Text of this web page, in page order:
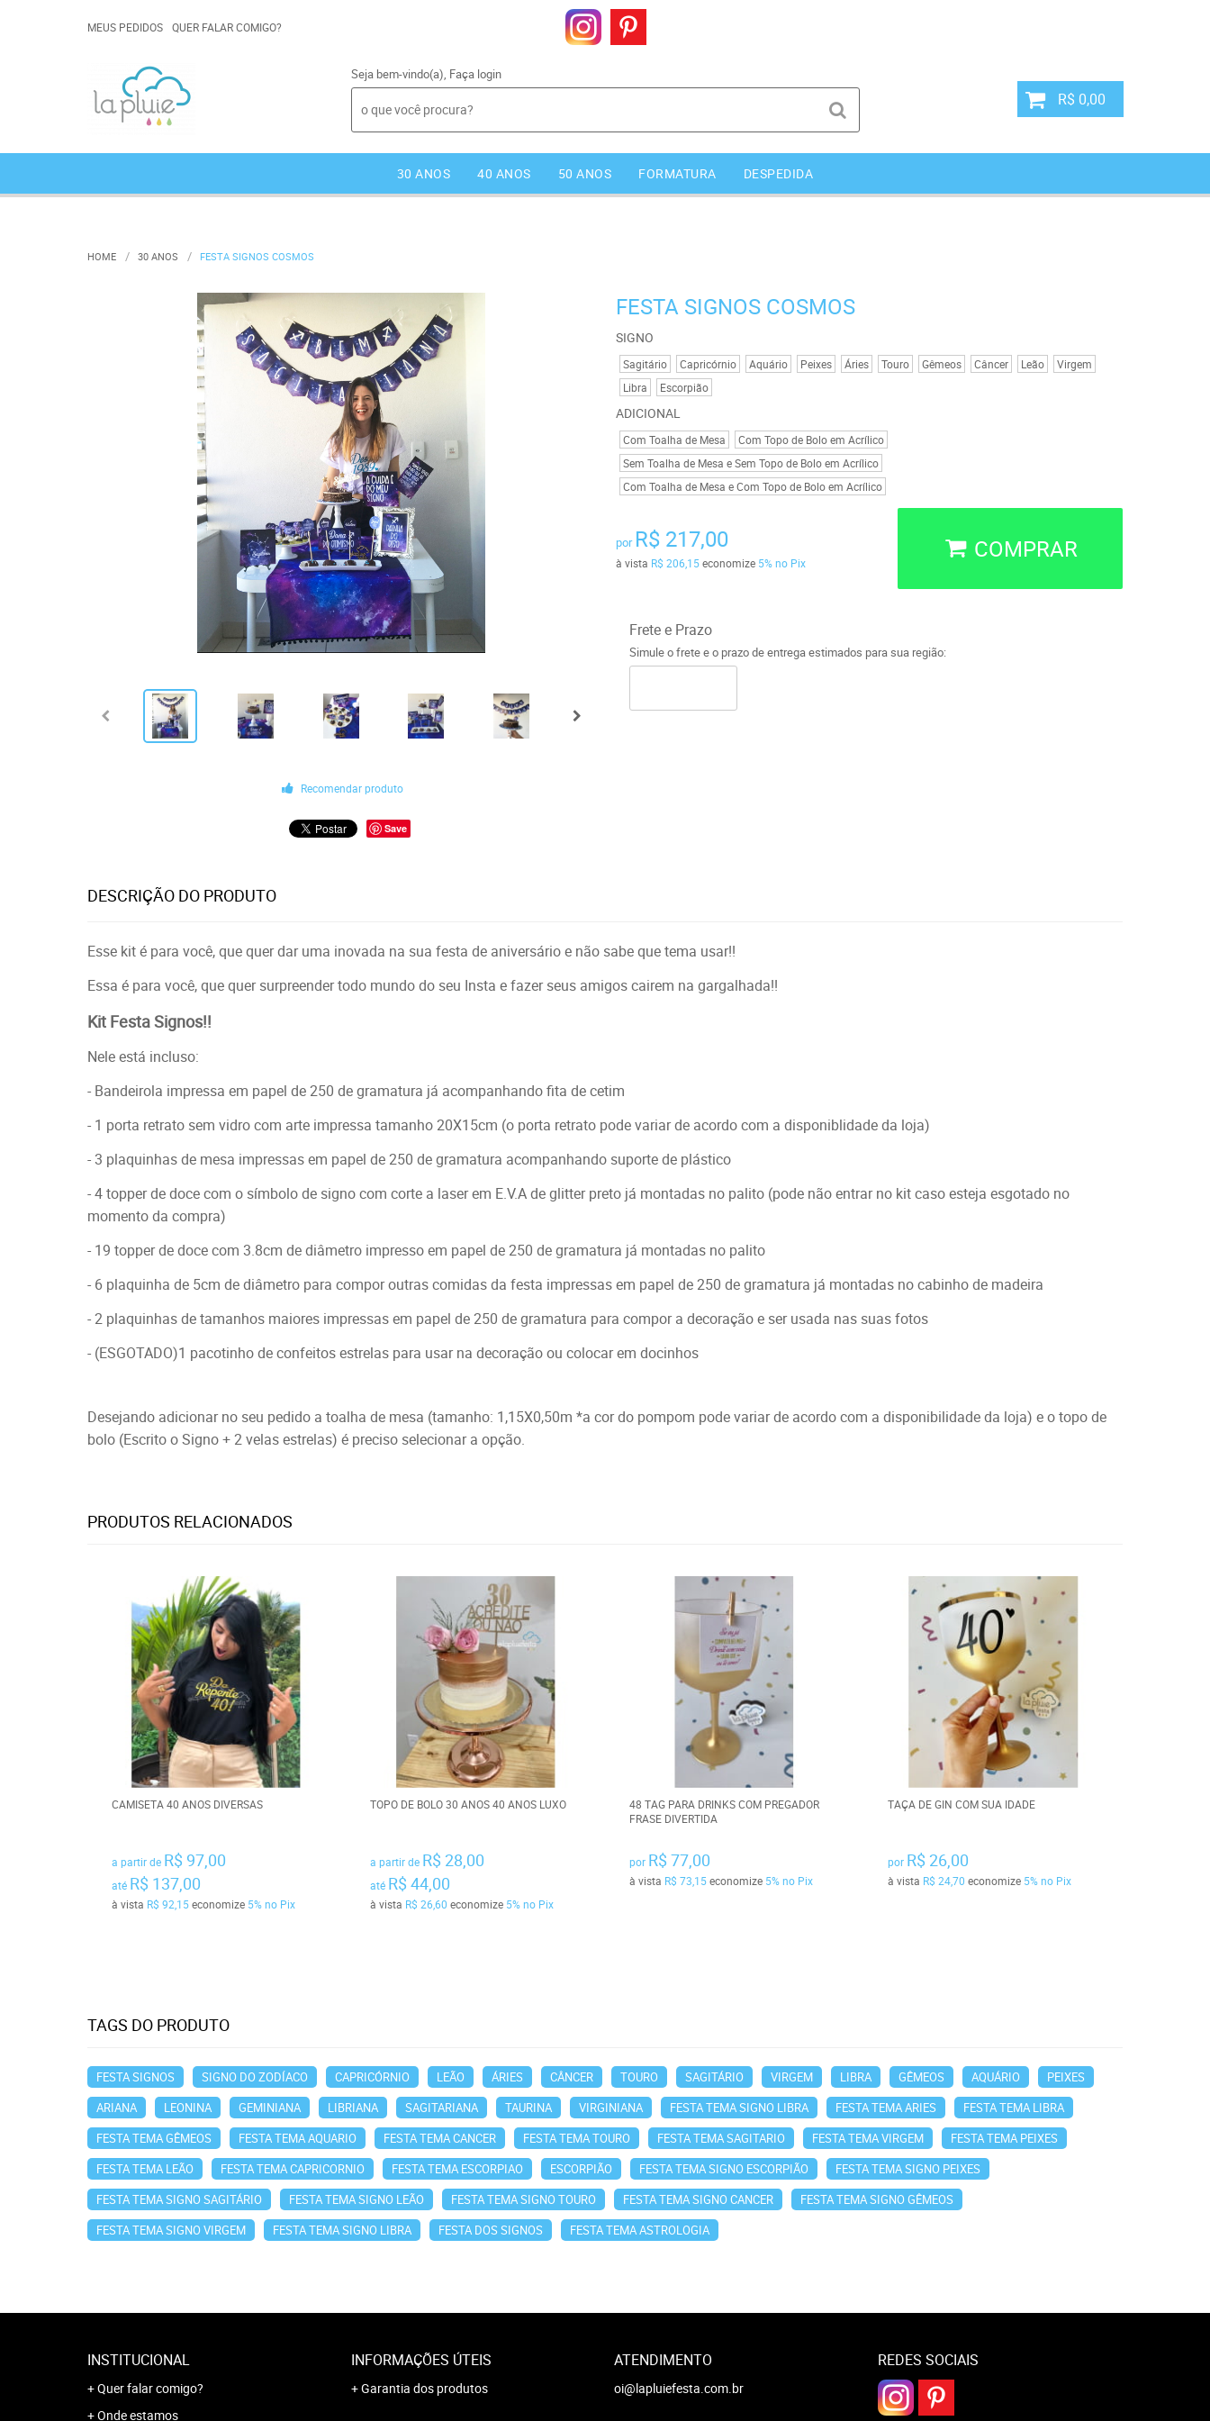
MEUS PEDIDOS QUER FALAR COMIGO?
Seja bem-vindo(a), Faça login
R$ 0,00
30 ANOS 40 ANOS 50 ANOS FORMATURA DESPEDIDA
HOME 30 ANOS FESTA SIGNOS COSMOS
Recomendar produto
Save
FESTA SIGNOS COSMOS
SIGNO
Sagitário Capricórnio Aquário Peixes Áries Touro Gêmeos Câncer Leão
Virgem
Libra
Escorpião
ADICIONAL
Com Toalha de Mesa
Com Topo de Bolo em Acrílico
Sem Toalha de Mesa e Sem Topo de Bolo em Acrílico
Com Toalha de Mesa e Com Topo de Bolo em Acrílico
por R$ 217,00
à vista R$ 206,15economize 5% no Pix COMPRAR
Frete e Prazo
Simule o frete e o prazo de entrega estimados para sua região:
DESCRIÇÃO DO PRODUTO
Esse kit é para você, que quer dar uma inovada na sua festa de aniversário e não sabe que tema usar!!
Essa é para você, que quer surpreender todo mundo do seu Insta e fazer seus amigos cairem na gargalhada!!
Kit Festa Signos!!
Nele está incluso:
- Bandeirola impressa em papel de 250 de gramatura já acompanhando fita de cetim
- 1 porta retrato sem vidro com arte impressa tamanho 20X15cm (o porta retrato pode variar de acordo com a disponiblidade da loja)
- 3 plaquinhas de mesa impressas em papel de 250 de gramatura acompanhando suporte de plástico
- 4 topper de doce com o símbolo de signo com corte a laser em E.V.A de glitter preto já montadas no palito (pode não entrar no kit caso esteja esgotado no
momento da compra)
- 19 topper de doce com 3.8cm de diâmetro impresso em papel de 250 de gramatura já montadas no palito
- 6 plaquinha de 5cm de diâmetro para compor outras comidas da festa impressas em papel de 250 de gramatura já montadas no cabinho de madeira
- 2 plaquinhas de tamanhos maiores impressas em papel de 250 de gramatura para compor a decoração e ser usada nas suas fotos
- (ESGOTADO)1 pacotinho de confeitos estrelas para usar na decoração ou colocar em docinhos
Desejando adicionar no seu pedido a toalha de mesa (tamanho: 1,15X0,50m *a cor do pompom pode variar de acordo com a disponibilidade da loja) e o topo de
bolo (Escrito o Signo + 2 velas estrelas) é preciso selecionar a opção.
PRODUTOS RELACIONADOS
CAMISETA 40 ANOS DIVERSAS
a partir de R$ 97,00
até R$ 137,00
à vista R$ 92,15economize 5% no Pix
TOPO DE BOLO 30 ANOS 40 ANOS LUXO
a partir de R$ 28,00
até R$ 44,00
à vista R$ 26,60 economize 5%no Pix
48 TAG PARA DRINKS COM PREGADOR
FRASE DIVERTIDA
por R$ 77,00
à vista R$ 73,15economize 5% no Pix
TAÇA DE GIN COM SUA IDADE
por R$ 26,00
à vista R$ 24,70 economize 5%no Pix
TAGS DO PRODUTO
FESTA SIGNOS SIGNO DO ZODÍACO CAPRICÓRNIO LEÃO ÁRIES CÂNCER TOURO SAGITÁRIO VIRGEM LIBRA GÊMEOS AQUÁRIO
PEIXES
ARIANA
LEONINA GEMINIANA LIBRIANA SAGITARIANA TAURINA VIRGINIANA FESTA TEMA SIGNO LIBRA FESTA TEMA ARIES
FESTA TEMA LIBRA
FESTA TEMA GÊMEOS
FESTA TEMA AQUARIO FESTA TEMA CANCER FESTA TEMA TOURO FESTA TEMA SAGITARIO FESTA TEMA VIRGEM
FESTA TEMA PEIXES
FESTA TEMA LEÃO
FESTA TEMA CAPRICORNIO FESTA TEMA ESCORPIAO ESCORPIÃO FESTA TEMA SIGNO ESCORPIÃO
FESTA TEMA SIGNO PEIXES
FESTA TEMA SIGNO SAGITÁRIO
FESTA TEMA SIGNO LEÃO FESTA TEMA SIGNO TOURO FESTA TEMA SIGNO CANCER
FESTA TEMA SIGNO GÊMEOS
FESTA TEMA SIGNO VIRGEM
FESTA TEMA SIGNO LIBRA FESTA DOS SIGNOS FESTA TEMA ASTROLOGIA
INSTITUCIONAL
Quer falar comigo?
Onde estamos
INFORMAÇÕES ÚTEIS
Garantia dos produtos
ATENDIMENTO
oi@lapluiefesta.com.br
REDES SOCIAIS